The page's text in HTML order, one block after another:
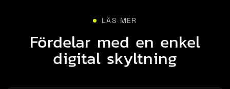
LÄS MER
Fördelar med en enkel
digital skyltning